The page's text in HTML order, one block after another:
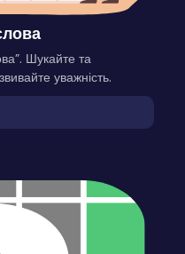
Шукайте та
уважність.